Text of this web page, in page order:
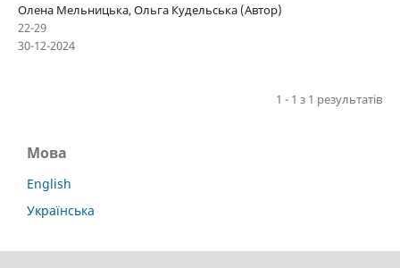
Олена Мельницька, Ольга Кудельська (Автор)
22-29
30-12-2024
1 - 1 з 1 результатів
Мова
English
Українська